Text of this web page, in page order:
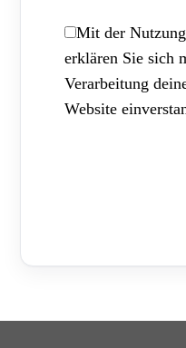
Mit der
erklären Sie sich
Verarbeitung
Website